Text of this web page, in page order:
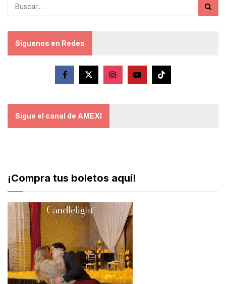
Síguenos en Redes
Sigue el canal de AMEXI
¡Compra tus boletos aquí!